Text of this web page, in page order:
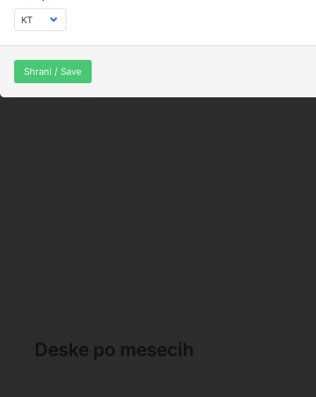
Shrani / Save
Sešni po mesecih
Deske po mesecih